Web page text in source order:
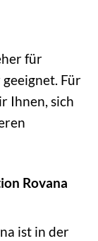
für
Für
Ihnen, sich
Rovana
ist in der